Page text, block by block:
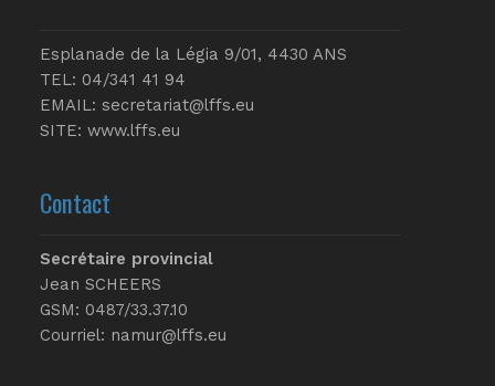
Esplanade de la Légia 9/01, 4430 ANS
TEL: 04/341 41 94
EMAIL: secretariat@lffs.eu
SITE: www.lffs.eu
Contact
Secrétaire provincial
Jean SCHEERS
GSM: 0487/33.37.10
Courriel: namur@lffs.eu